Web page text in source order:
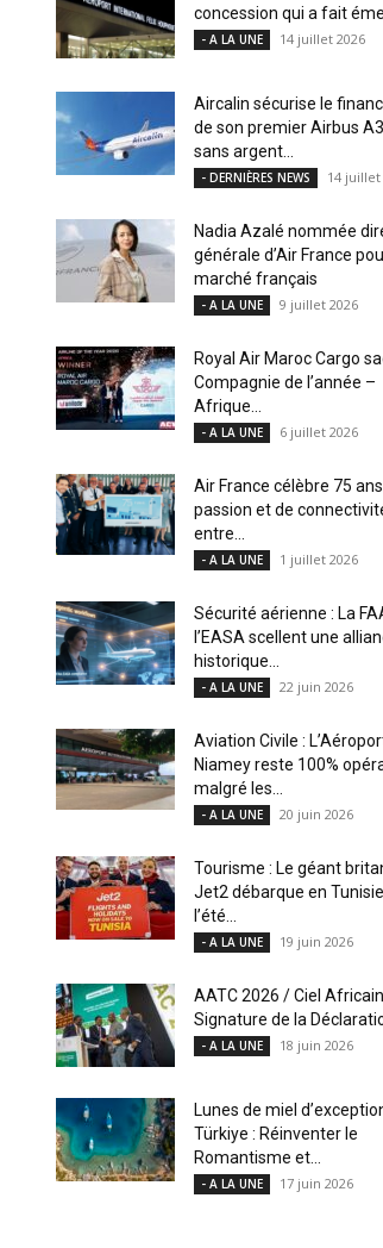
concession qui a fait
- A LA UNE 14 juillet 2026
Aircalin sécurise le
de son premier Airbus
sans argent...
- DERNIÈRES NEWS 14 juillet
Nadia Azalé nommée
générale d’Air France
marché français
- A LA UNE 9 juillet 2026
Royal Air Maroc Cargo
Compagnie de l’année –
Afrique...
- A LA UNE 6 juillet 2026
Air France célèbre 75
passion et de
entre...
- A LA UNE 1 juillet 2026
Sécurité aérienne : La
l’EASA scellent une
historique...
- A LA UNE 22 juin 2026
Aviation Civile :
Niamey reste 100%
malgré les...
- A LA UNE 20 juin 2026
Tourisme : Le géant
Jet2 débarque en
l’été...
- A LA UNE 19 juin 2026
AATC 2026 / Ciel
Signature de la
- A LA UNE 18 juin 2026
Lunes de miel
Türkiye : Réinventer le
Romantisme et...
- A LA UNE 17 juin 2026